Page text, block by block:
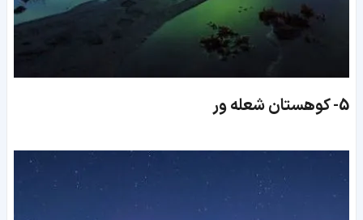
5- کوهستان شعله ور